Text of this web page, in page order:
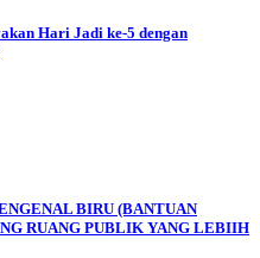
Hari Jadi ke-5 dengan
BIRU (BANTUAN
RUANG PUBLIK YANG LEBIIH